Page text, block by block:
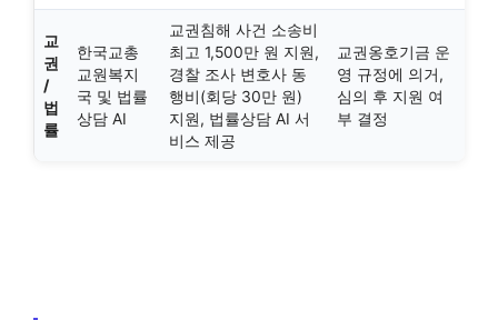
교
권
/
법
률
한국교총
교원복지
국 및 법률
상담 AI
교권침해 사건 소송비
최고 1,500만 원 지원,
경찰 조사 변호사 동
행비(회당 30만 원)
지원, 법률상담 AI 서
비스 제공
교권옹호기금 운
영 규정에 의거,
심의 후 지원 여
부 결정